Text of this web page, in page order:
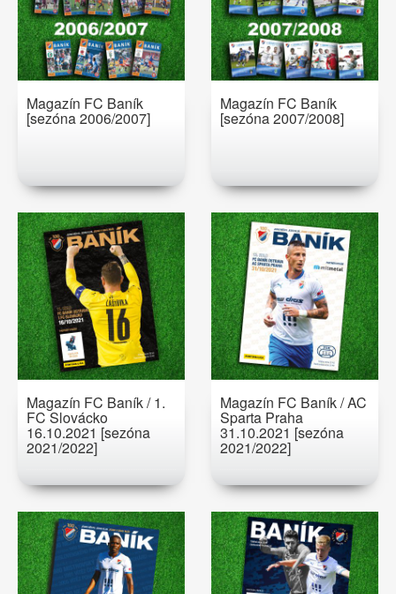
Magazín FC Baník
[sezóna 2006/2007]
Magazín FC Baník
[sezóna 2007/2008]
Magazín FC Baník / 1.
FC Slovácko
16.10.2021 [sezóna
2021/2022]
Magazín FC Baník / AC
Sparta Praha
31.10.2021 [sezóna
2021/2022]